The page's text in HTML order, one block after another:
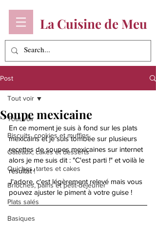
La Cuisine de Meu
Post
Tout voir
Biscuits, cookies et muffins
Gâteaux, cakes et desserts
Quiches, tartes et cakes
Brioches, pains et petit-déjeuner
Plats salés
Basiques
Tout voir
Soupe mexicaine
En ce moment je suis à fond sur les plats
mexicains et je suis tombée sur plusieurs
recettes de soupes mexicaines sur internet
alors je me suis dit : "C'est parti !" et voilà le
résultat !
J'adore, c'est légèrement relevé mais vous
pouvez ajuster le piment à votre guise !